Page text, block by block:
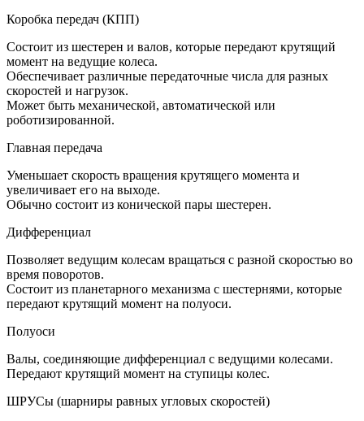
Коробка передач (КПП)
Состоит из шестерен и валов, которые передают крутящий
момент на ведущие колеса.
Обеспечивает различные передаточные числа для разных
скоростей и нагрузок.
Может быть механической, автоматической или
роботизированной.
Главная передача
Уменьшает скорость вращения крутящего момента и
увеличивает его на выходе.
Обычно состоит из конической пары шестерен.
Дифференциал
Позволяет ведущим колесам вращаться с разной скоростью во
время поворотов.
Состоит из планетарного механизма с шестернями, которые
передают крутящий момент на полуоси.
Полуоси
Валы, соединяющие дифференциал с ведущими колесами.
Передают крутящий момент на ступицы колес.
ШРУСы (шарниры равных угловых скоростей)